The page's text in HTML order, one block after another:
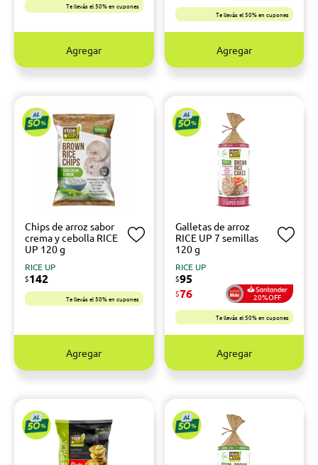
Te llevás el 50% en cupones
Agregar
Te llevás el 50% en cupones
Agregar
Chips de arroz sabor
crema y cebolla RICE
UP 120 g
RICE UP
$142
Te llevás el 50% en cupones
Agregar
Galletas de arroz
RICE UP 7 semillas
120 g
RICE UP
$95
$76 20%OFF
Te llevás el 50% en cupones
Agregar